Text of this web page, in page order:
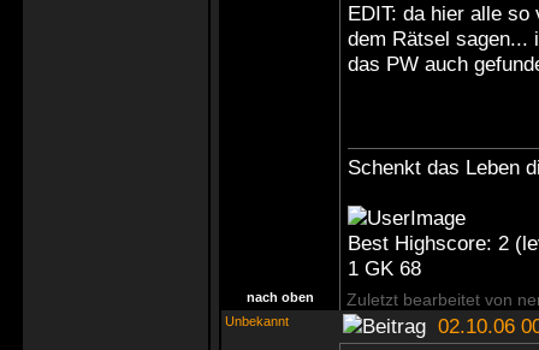
EDIT: da hier alle
dem Rätsel sagen...
das PW auch
Schenkt das Leben
Best Highscore: 2
1 GK 68
nach oben Zuletzt bearbeitet von
Unbekannt
02.10.06